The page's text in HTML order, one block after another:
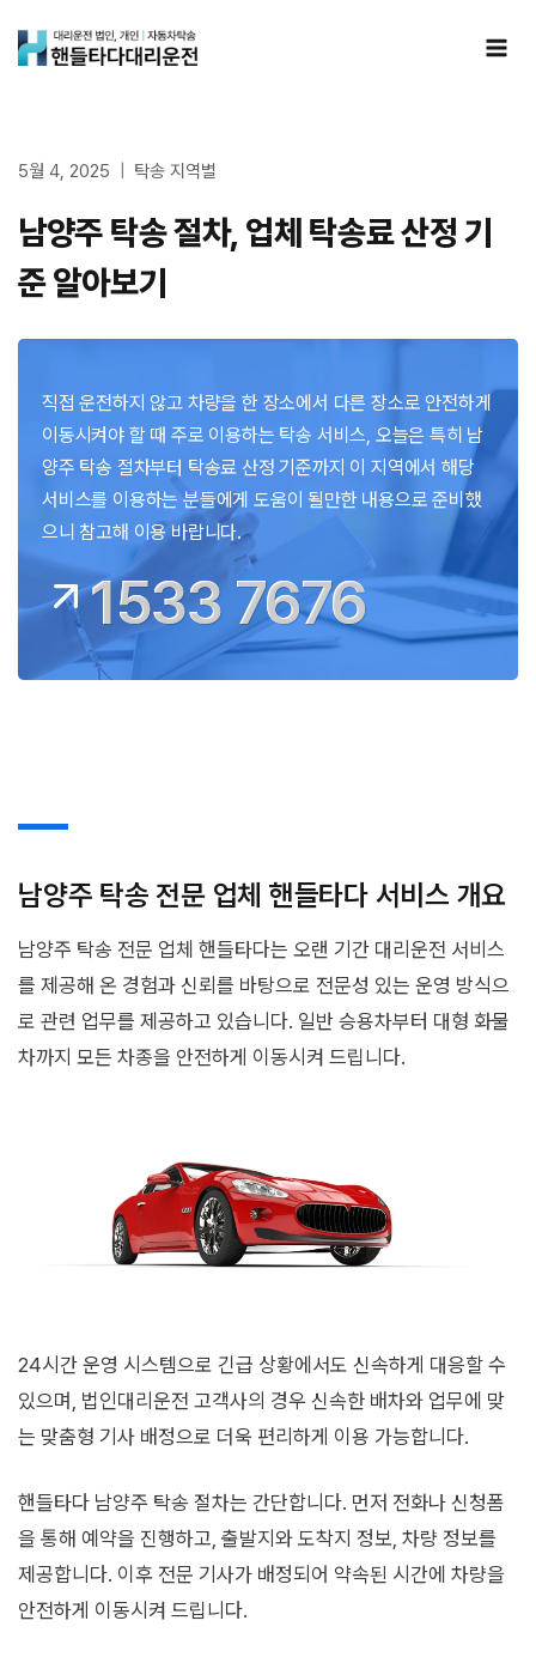
5월 4, 2025 탁송 지역별
남양주 탁송 절차, 업체 탁송료 산정 기
준 알아보기
직접 운전하지 않고 차량을 한 장소에서 다른 장소로 안전하게
이동시켜야 할 때 주로 이용하는 탁송 서비스, 오늘은 특히 남
양주 탁송 절차부터 탁송료 산정 기준까지 이 지역에서 해당
서비스를 이용하는 분들에게 도움이 될만한 내용으로 준비했
으니 참고해 이용 바랍니다.
1533 7676
남양주 탁송 전문 업체 핸들타다 서비스 개요
남양주 탁송 전문 업체 핸들타다는 오랜 기간 대리운전 서비스
를 제공해 온 경험과 신뢰를 바탕으로 전문성 있는 운영 방식으
로 관련 업무를 제공하고 있습니다. 일반 승용차부터 대형 화물
차까지 모든 차종을 안전하게 이동시켜 드립니다.
24시간 운영 시스템으로 긴급 상황에서도 신속하게 대응할 수
있으며, 법인대리운전 고객사의 경우 신속한 배차와 업무에 맞
는 맞춤형 기사 배정으로 더욱 편리하게 이용 가능합니다.
핸들타다 남양주 탁송 절차는 간단합니다. 먼저 전화나 신청폼
을 통해 예약을 진행하고, 출발지와 도착지 정보, 차량 정보를
제공합니다. 이후 전문 기사가 배정되어 약속된 시간에 차량을
안전하게 이동시켜 드립니다.